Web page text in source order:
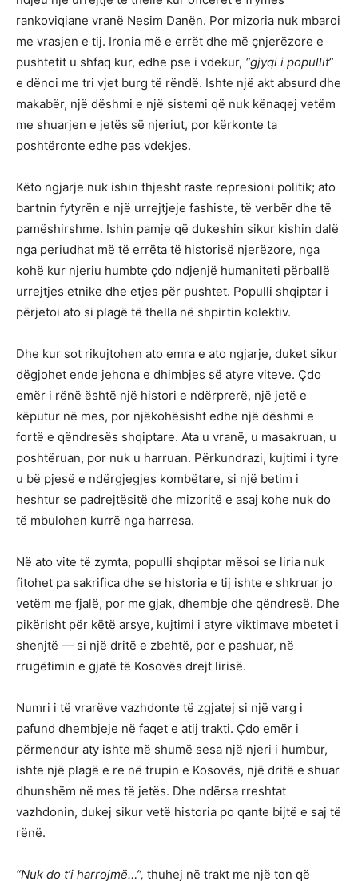
rankoviqiane vranë Nesim Danën. Por mizoria nuk mbaroi
me vrasjen e tij. Ironia më e errët dhe më çnjerëzore e
pushtetit u shfaq kur, edhe pse i vdekur, “gjyqi i popullit”
e dënoi me tri vjet burg të rëndë. Ishte një akt absurd dhe
makabër, një dëshmi e një sistemi që nuk kënaqej vetëm
me shuarjen e jetës së njeriut, por kërkonte ta
poshtëronte edhe pas vdekjes.
Këto ngjarje nuk ishin thjesht raste represioni politik; ato
bartnin fytyrën e një urrejtjeje fashiste, të verbër dhe të
pamëshirshme. Ishin pamje që dukeshin sikur kishin dalë
nga periudhat më të errëta të historisë njerëzore, nga
kohë kur njeriu humbte çdo ndjenjë humaniteti përballë
urrejtjes etnike dhe etjes për pushtet. Populli shqiptar i
përjetoi ato si plagë të thella në shpirtin kolektiv.
Dhe kur sot rikujtohen ato emra e ato ngjarje, duket sikur
dëgjohet ende jehona e dhimbjes së atyre viteve. Çdo
emër i rënë është një histori e ndërprerë, një jetë e
këputur në mes, por njëkohësisht edhe një dëshmi e
fortë e qëndresës shqiptare. Ata u vranë, u masakruan, u
poshtëruan, por nuk u harruan. Përkundrazi, kujtimi i tyre
u bë pjesë e ndërgjegjes kombëtare, si një betim i
heshtur se padrejtësitë dhe mizoritë e asaj kohe nuk do
të mbulohen kurrë nga harresa.
Në ato vite të zymta, populli shqiptar mësoi se liria nuk
fitohet pa sakrifica dhe se historia e tij ishte e shkruar jo
vetëm me fjalë, por me gjak, dhembje dhe qëndresë. Dhe
pikërisht për këtë arsye, kujtimi i atyre viktimave mbetet i
shenjtë — si një dritë e zbehtë, por e pashuar, në
rrugëtimin e gjatë të Kosovës drejt lirisë.
Numri i të vrarëve vazhdonte të zgjatej si një varg i
pafund dhembjeje në faqet e atij trakti. Çdo emër i
përmendur aty ishte më shumë sesa një njeri i humbur,
ishte një plagë e re në trupin e Kosovës, një dritë e shuar
dhunshëm në mes të jetës. Dhe ndërsa rreshtat
vazhdonin, dukej sikur vetë historia po qante bijtë e saj të
rënë.
“Nuk do t’i harrojmë…”, thuhej në trakt me një ton që